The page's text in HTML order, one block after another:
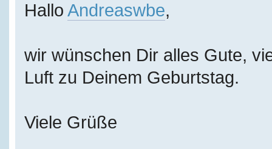
Hallo Andreaswbe,
wir wünschen Dir alles Gute,
Luft zu Deinem Geburtstag.
Viele Grüße